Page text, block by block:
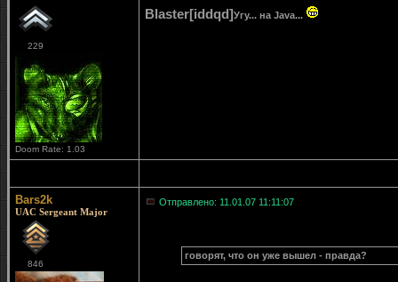
229
Doom Rate: 1.03
Blaster[iddqd]Угу... на Java...
Bars2k
UAC Sergeant Major
846
Отправлено: 11.01.07 11:11:07
говорят, что он уже вышел - правда?